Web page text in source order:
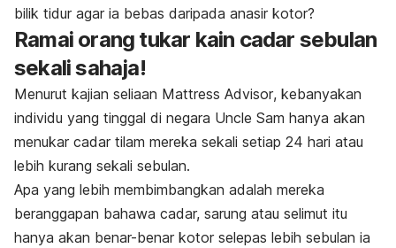
bilik tidur agar ia bebas daripada anasir kotor?
Ramai orang tukar kain cadar sebulan
sekali sahaja!
Menurut kajian seliaan Mattress Advisor, kebanyakan
individu yang tinggal di negara Uncle Sam hanya akan
menukar cadar tilam mereka sekali setiap 24 hari atau
lebih kurang sekali sebulan.
Apa yang lebih membimbangkan adalah mereka
beranggapan bahawa cadar, sarung atau selimut itu
hanya akan benar-benar kotor selepas lebih sebulan ia